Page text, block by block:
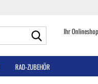
Ihr
RAD-ZUBEHÖR